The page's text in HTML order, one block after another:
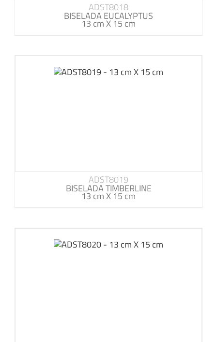
ADST8018
BISELADA EUCALYPTUS
13 cm X 15 cm
ADST8019
BISELADA TIMBERLINE
13 cm X 15 cm